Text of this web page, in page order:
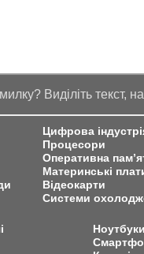
Виділіть текст,
Цифрова
Процесори
Оперативна
Материнські
Відеокарти
Системи